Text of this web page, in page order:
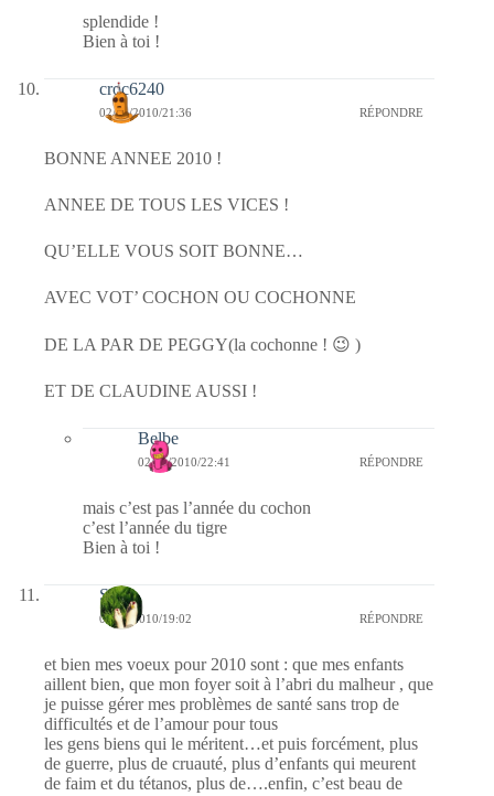
splendide !
Bien à toi !
croc6240
02/01/2010/21:36 RÉPONDRE
BONNE ANNEE 2010 !
ANNEE DE TOUS LES VICES !
QU’ELLE VOUS SOIT BONNE…
AVEC VOT’ COCHON OU COCHONNE
DE LA PAR DE PEGGY(la cochonne ! 😉 )
ET DE CLAUDINE AUSSI !
Belbe
02/01/2010/22:41 RÉPONDRE
mais c’est pas l’année du cochon
c’est l’année du tigre
Bien à toi !
S
02/01/2010/19:02 RÉPONDRE
et bien mes voeux pour 2010 sont : que mes enfants
aillent bien, que mon foyer soit à l’abri du malheur , que
je puisse gérer mes problèmes de santé sans trop de
difficultés et de l’amour pour tous
les gens biens qui le méritent…et puis forcément, plus
de guerre, plus de cruauté, plus d’enfants qui meurent
de faim et du tétanos, plus de….enfin, c’est beau de